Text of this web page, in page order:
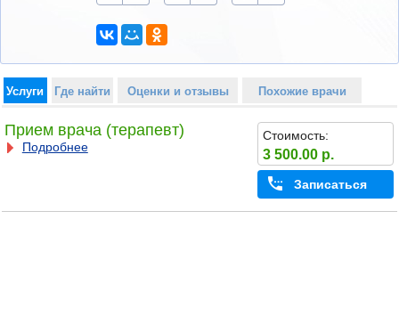
Услуги Где найти Оценки и отзывы Похожие врачи
Прием врача (терапевт)
Подробнее
Стоимость:
3 500.00 р.
Записаться